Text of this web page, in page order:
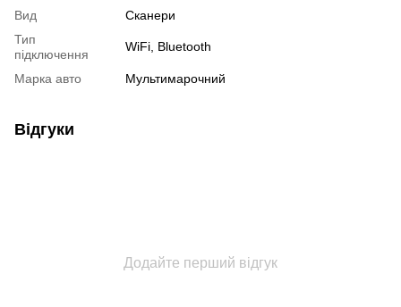
Вид
Сканери
Тип
підключення
WiFi, Bluetooth
Марка авто Мультимарочний
Відгуки
Додайте перший відгук